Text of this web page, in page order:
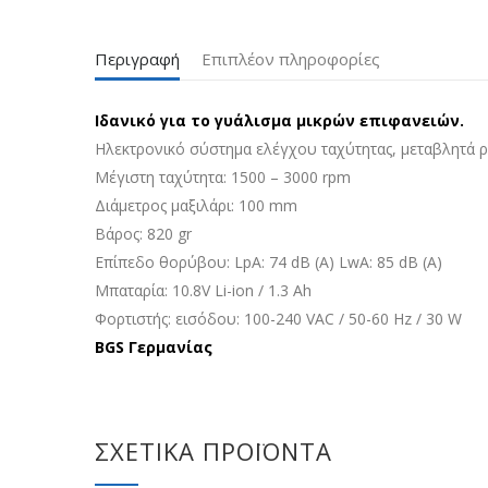
Περιγραφή Επιπλέον πληροφορίες
Ιδανικό για το γυάλισμα μικρών επιφανειών.
Ηλεκτρονικό σύστημα ελέγχου ταχύτητας, μεταβλητά
Μέγιστη ταχύτητα: 1500 – 3000 rpm
Διάμετρος μαξιλάρι: 100 mm
Βάρος: 820 gr
Επίπεδο θορύβου: LpA: 74 dB (A) LwA: 85 dB (A)
Μπαταρία: 10.8V Li-ion / 1.3 Ah
Φορτιστής: εισόδου: 100-240 VAC / 50-60 Hz / 30 W
BGS Γερμανίας
ΣΧΕΤΙΚΆ ΠΡΟΪΌΝΤΑ